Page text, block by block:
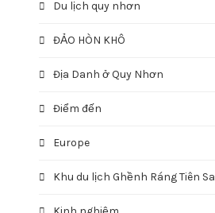
Du lịch quy nhơn
ĐẢO HÒN KHÔ
Địa Danh ở Quy Nhơn
Điểm đến
Europe
Khu du lịch Ghềnh Ráng Tiên Sa